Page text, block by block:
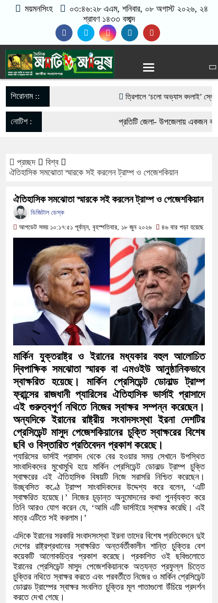
ময়মনসিংহ ০৩:৪৬:২৯ এএম, শনিবার, ০৮ অগাস্ট ২০২৬, ২৪
শ্রাবণ ১৪৩৩ বঙ্গাব্দ
শিরোনাম :: ‎ত্রিশালে ‘চলো অভ্যাস বদলাই’
আওয়ামী লীগের নিষেধাজ্ঞা প্রত্যাহারের
ভারী বৃষ্টিতে ছেপটখালীর একমাত্র সড়ক
দুর্ভোগে হাজারো মানুষ
কালীগঞ্জে মাদকসেবীকে কারাদণ্ড ও
আওয়ামী লীগ আমলে এক তৃতীয়াংশ অর্থ
বিপাকে জানিয়েছে গভর্নর
সরকারকে ব্যর্থ করতে দেশের বিরুদ্ধে
দেশের বাজারে ফের বড় ধাক্কা: এক
বিচার প্রক্রিয়া শুরু: হাছান-নওফেলসহ
নোটিশ : প্রতিটি জেলা- উপজেলায় একজন
প্রচ্ছদ
বিশ্ব
​ঐতিহাসিক সমঝোতা স্মারকে সই করলেন ট্রাম্প ও পেজেশকিয়ান
​ঐতিহাসিক সমঝোতা স্মারকে সই করলেন ট্রাম্প ও পেজেশকিয়ান
ডিজিটাল ডেস্ক
আপডেট সময় ১০:১৭:৫১ পূর্বাহ্ন, বৃহস্পতিবার, ১৮ জুন ২০২৬
৪৬ বার পড়া হয়েছে
মার্কিন যুক্তরাষ্ট্র ও ইরানের মধ্যকার বহুল আলোচিত
দ্বিপাক্ষিক সমঝোতা স্মারক বা এমওইউ আনুষ্ঠানিকভাবে
স্বাক্ষরিত হয়েছে। মার্কিন প্রেসিডেন্ট ডোনাল্ড ট্রাম্প
ফ্রান্সের রাজধানী প্যারিসের ঐতিহাসিক ভার্সাই প্রাসাদে
এই গুরুত্বপূর্ণ নথিতে নিজের স্বাক্ষর সম্পন্ন করেছেন।
অন্যদিকে ইরানের রাষ্ট্রীয় সংবাদসংস্থা ইরনা দেশটির
প্রেসিডেন্ট মাসুদ পেজেশকিয়ানের চুক্তি স্বাক্ষরের বিশেষ
ছবি ও বিস্তারিত প্রতিবেদন প্রকাশ করেছে।
প্যারিসের ভার্সাই প্রাসাদ থেকে বের হওয়ার সময় সেখানে উপস্থিত
সাংবাদিকদের মুখোমুখি হয়ে মার্কিন প্রেসিডেন্ট ডোনাল্ড ট্রাম্প চুক্তি
স্বাক্ষরের এই ঐতিহাসিক বিষয়টি নিজে সরাসরি নিশ্চিত করেছেন।
উচ্ছ্বসিত কণ্ঠে ট্রাম্প সাংবাদিকদের উদ্দেশ্য করে বলেন, ‘এটি
স্বাক্ষরিত হয়েছে।’ নিজের চূড়ান্ত অনুমোদনের কথা পুনর্ব্যক্ত করে
তিনি আরও যোগ করেন যে, ‘আমি এটি ভার্সাইয়ে স্বাক্ষর করেছি। এই
মাত্র এটিতে সই করলাম।’
এদিকে ইরানের সরকারি সংবাদসংস্থা ইরনা তাদের বিশেষ প্রতিবেদনে দুই
দেশের রাষ্ট্রপ্রধানের স্বাক্ষরিত অন্তর্বর্তীকালীন শান্তি চুক্তির বেশ
কয়েকটি আলোকচিত্র প্রকাশ করেছে। প্রকাশিত ওই ছবিগুলোতে
ইরানের প্রেসিডেন্ট মাসুদ পেজেশকিয়ানকে অত্যন্ত প্রফুল্ল চিত্তে
চুক্তির নথিতে স্বাক্ষর করতে এবং পরবর্তীতে নিজের ও মার্কিন প্রেসিডেন্ট
ডোনাল্ড ট্রাম্পের স্বাক্ষর সংবলিত চুক্তির মূল পাতাগুলো উঁচিয়ে প্রদর্শন
করতে দেখা গেছে।